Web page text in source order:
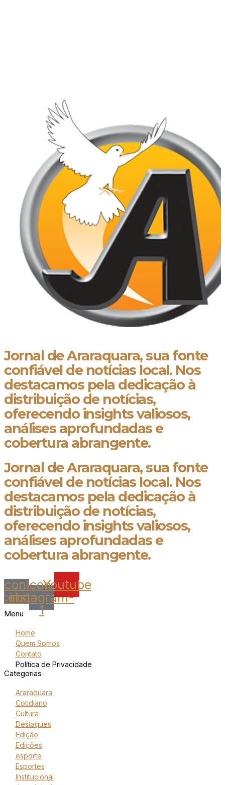
Jornal de Araraquara, sua fonte
confiável de notícias local. Nos
destacamos pela dedicação à
distribuição de notícias,
oferecendo insights valiosos,
análises aprofundadas e
cobertura abrangente.
Jornal de Araraquara, sua fonte
confiável de notícias local. Nos
destacamos pela dedicação à
distribuição de notícias,
oferecendo insights valiosos,
análises aprofundadas e
cobertura abrangente.
Icon-Icon-
instagram-
1
Youtube
Menu
Home
Quem Somos
Contato
Política de Privacidade
Categorias
Araraquara
Cotidiano
Cultura
Destaques
Edição
Edições
esporte
Esportes
Institucional